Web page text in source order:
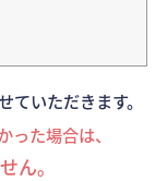
いただきます。
た場合は、
ん｡